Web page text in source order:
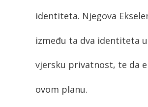
identiteta. Njegova
između ta dva identiteta
vjersku privatnost, te da
ovom planu.